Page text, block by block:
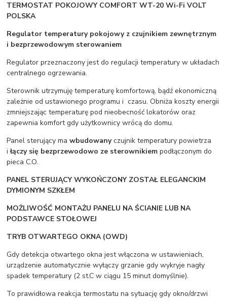
TERMOSTAT POKOJOWY COMFORT WT-20 Wi-FiVOLT
POLSKA
Regulator temperatury pokojowy z czujnikiem zewnętrznym
i bezprzewodowym sterowaniem
Regulator przeznaczony jest do regulacji temperatury w układach
centralnego ogrzewania.
Sterownik utrzymuję temperaturę komfortową, bądź ekonomiczną
zależnie od ustawionego programu i czasu. Obniża koszty energii
zmniejszając temperaturę pod nieobecność lokatorów oraz
zapewnia komfort gdy użytkownicy wrócą do domu.
Panel sterujący mawbudowanyczujnik temperatury powietrza
iłączy się bezprzewodowo ze sterownikiem podłączonym do
pieca C.O.
PANEL STERUJĄCY WYKOŃCZONY ZOSTAŁ ELEGANCKIM
DYMIONYM SZKŁEM
MOŻLIWOŚĆ MONTAŻU PANELU NA ŚCIANIE LUB NA
PODSTAWCE STOŁOWEJ
TRYB OTWARTEGO OKNA (OWD)
Gdy detekcja otwartego okna jest włączona w ustawieniach,
urządzenie automatycznie wyłączy grzanie gdy wykryje nagły
spadek temperatury (2 st.C w ciągu 15 minut domyślnie).
To prawidłowa reakcja termostatu na sytuację gdy okno/drzwi